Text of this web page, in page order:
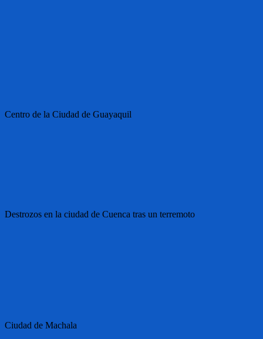
Centro de la Ciudad de Guayaquil
Destrozos en la ciudad de Cuenca tras un terremoto
Ciudad de Machala